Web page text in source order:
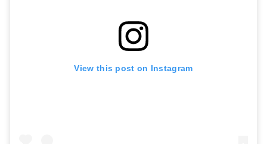
View this post on Instagram